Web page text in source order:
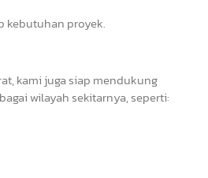
kebutuhan proyek.
kami juga siap mendukung
wilayah sekitarnya, seperti: